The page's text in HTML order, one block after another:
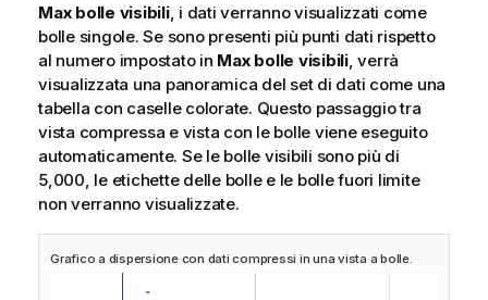
Max bolle visibili, i dati verranno visualizzati come
bolle singole. Se sono presenti più punti dati rispetto
al numero impostato in Max bolle visibili, verrà
visualizzata una panoramica del set di dati come una
tabella con caselle colorate. Questo passaggio tra
vista compressa e vista con le bolle viene eseguito
automaticamente. Se le bolle visibili sono più di
5,000, le etichette delle bolle e le bolle fuori limite
non verranno visualizzate.
Grafico a dispersione con dati compressi in una vista a bolle.